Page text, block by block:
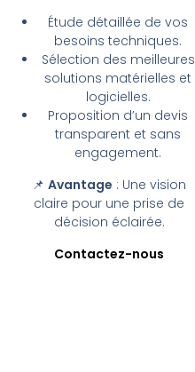
Étude détaillée de vos
besoins techniques.
Sélection des meilleures
solutions matérielles et
logicielles.
Proposition d’un devis
transparent et sans
engagement.
📌Avantage : Une vision
claire pour une prise de
décision éclairée.
Contactez-nous